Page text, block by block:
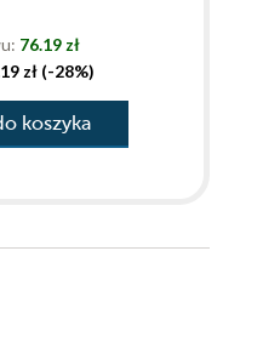
76.19 zł
zł (-28%)
koszyka